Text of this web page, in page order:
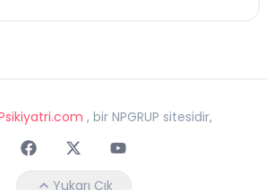
, bir NPGRUP sitesidir,
FaceebokTwitterYoutube
Yukarı Çık